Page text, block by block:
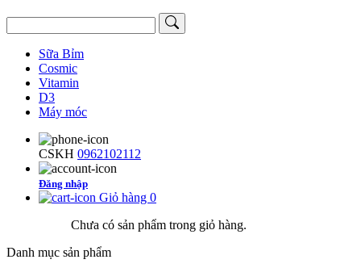
Sữa Bỉm
Cosmic
Vitamin
D3
Máy móc
CSKH 0962102112
Đăng nhập
Giỏ hàng 0
Chưa có sản phẩm trong giỏ hàng.
Danh mục sản phẩm